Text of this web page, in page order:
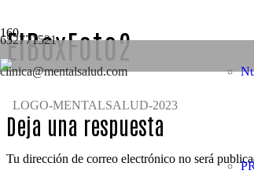
652771521
clinica@mentalsalud.com
ElBoxFoto2
Deja una respuesta
Tu dirección de correo electrónico no será